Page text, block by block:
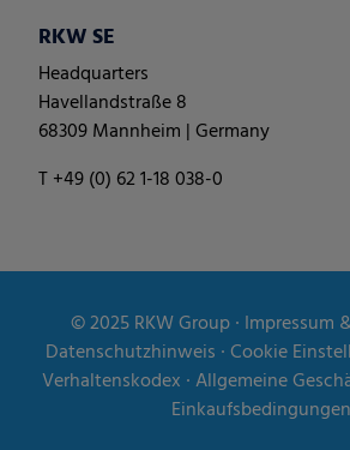
RKW SE
Headquarters
Havellandstraße 8
68309 Mannheim | Germany
T +49 (0) 62 1-18 038-0
© 2025RKW Group∙ Impressum
Datenschutzhinweis ∙Cookie
Verhaltenskodex ∙Allgemeine
Einkaufsbedingungen